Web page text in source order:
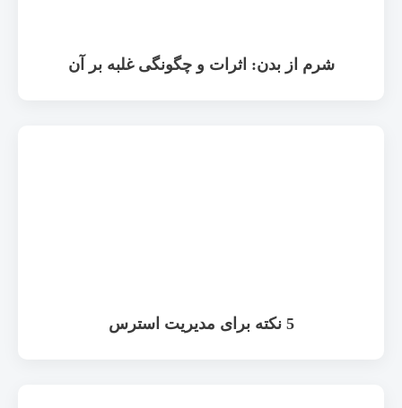
شرم از بدن: اثرات و چگونگی غلبه بر آن
5 نکته برای مدیریت استرس